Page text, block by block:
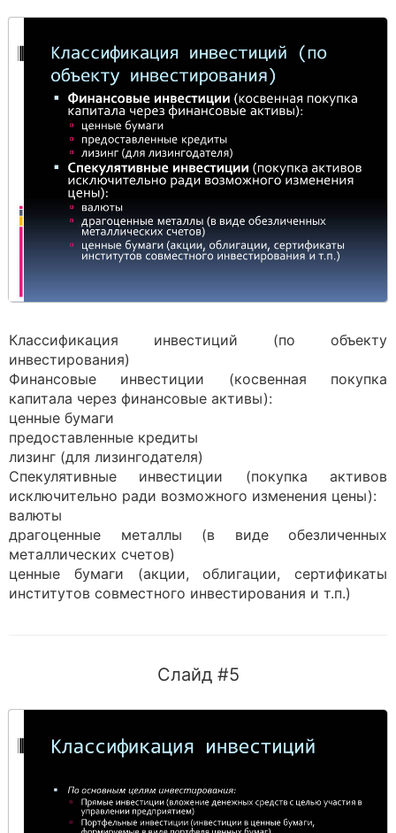
Классификация инвестиций (по объекту
инвестирования)
Финансовые инвестиции (косвенная покупка
капитала через финансовые активы):
ценные бумаги
предоставленные кредиты
лизинг (для лизингодателя)
Спекулятивные инвестиции (покупка активов
исключительно ради возможного изменения цены):
валюты
драгоценные металлы (в виде обезличенных
металлических счетов)
ценные бумаги (акции, облигации, сертификаты
институтов совместного инвестирования и т.п.)
Слайд #5